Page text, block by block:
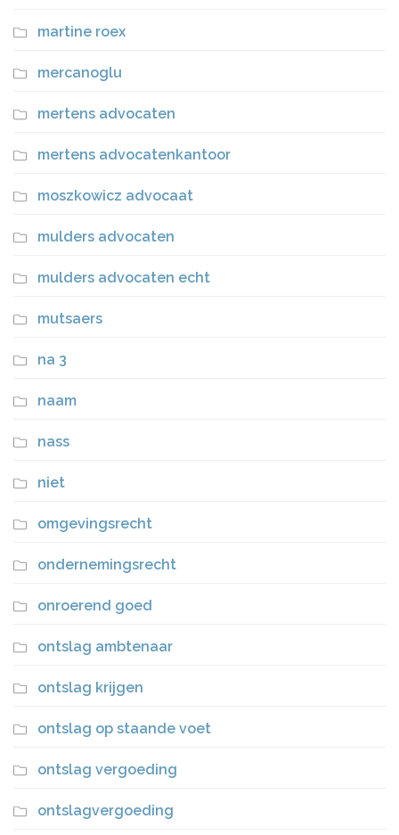
martine roex
mercanoglu
mertens advocaten
mertens advocatenkantoor
moszkowicz advocaat
mulders advocaten
mulders advocaten echt
mutsaers
na 3
naam
nass
niet
omgevingsrecht
ondernemingsrecht
onroerend goed
ontslag ambtenaar
ontslag krijgen
ontslag op staande voet
ontslag vergoeding
ontslagvergoeding